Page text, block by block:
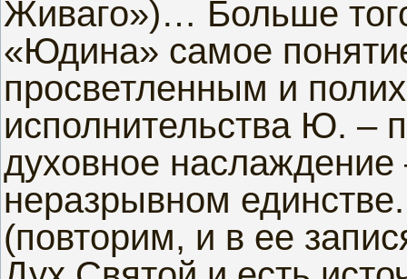
Живаго»)… Больше
«Юдина» самое
просветленным и
исполнительства Ю. –
духовное
неразрывном
(повторим, и в ее